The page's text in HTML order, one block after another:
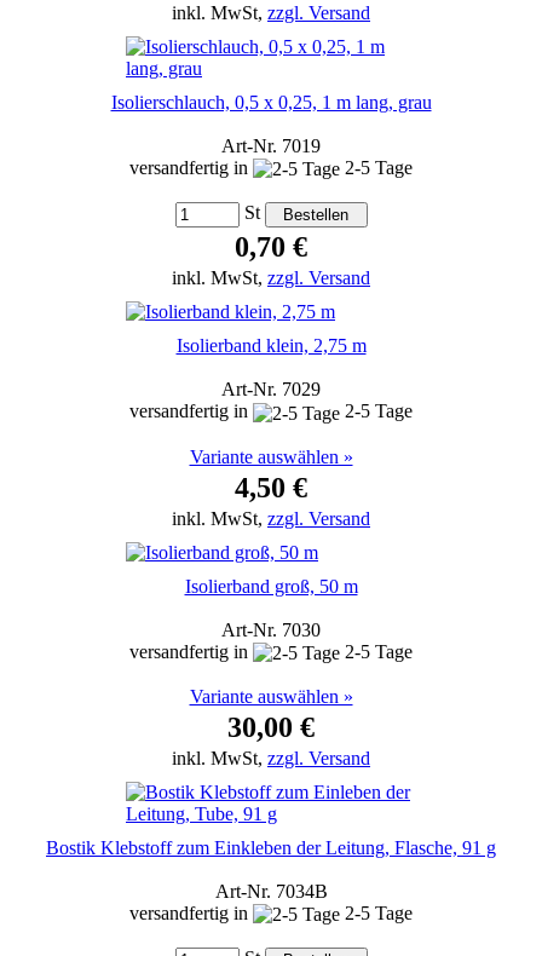
inkl. MwSt, zzgl. Versand
Isolierschlauch, 0,5 x 0,25, 1 m lang, grau
Art-Nr. 7019
versandfertig in
2-5 Tage
St
0,70 €
inkl. MwSt, zzgl. Versand
Isolierband klein, 2,75 m
Art-Nr. 7029
versandfertig in
2-5 Tage
Variante auswählen »
4,50 €
inkl. MwSt, zzgl. Versand
Isolierband groß, 50 m
Art-Nr. 7030
versandfertig in
2-5 Tage
Variante auswählen »
30,00 €
inkl. MwSt, zzgl. Versand
Bostik Klebstoff zum Einkleben der Leitung, Flasche, 91 g
Art-Nr. 7034B
versandfertig in
2-5 Tage